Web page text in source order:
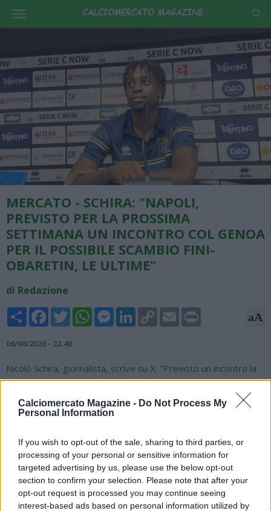
Calciomercato Magazine - Do Not Process My
Personal Information
If you wish to opt-out of the sale, sharing to third parties, or
processing of your personal or sensitive information for
targeted advertising by us, please use the below opt-out
section to confirm your selection. Please note that after your
opt-out request is processed you may continue seeing
interest-based ads based on personal information utilized by
MERCATO - SCHIRA: "NAPOLI,
PREVISTO PER LA PROSSIMA
SETTIMANA UN INCONTRO COL GENOA
PER IL POSSIBILE SCAMBIO FINI-
OBARETIN, LE ULTIME"
di Redazione
Share FacebookTwitterWhatsAppMessengerLinkedInCopy
Link
Email aA
06/06/2026 - 22:40
Nicolò Schira, giornalista, scrive su X: "Previsto un incontro la
prossima settimana tra il Napoli ed il Genoa per discutere del
possibile scambio tra Seydou Fini e Nosa Obaretin. I giocatori
hanno già raggiunto un accordo sui termini personali con i
?? Excl. - Expected a meeting next week between#Napoli
and#Genoato discuss the possible swap between Seydou
#Finiand Nosa#Obaretin. The players have already agreed
personal terms with the new clubs and are waiting for the
agreement between Napoli and Genoa.#transfers